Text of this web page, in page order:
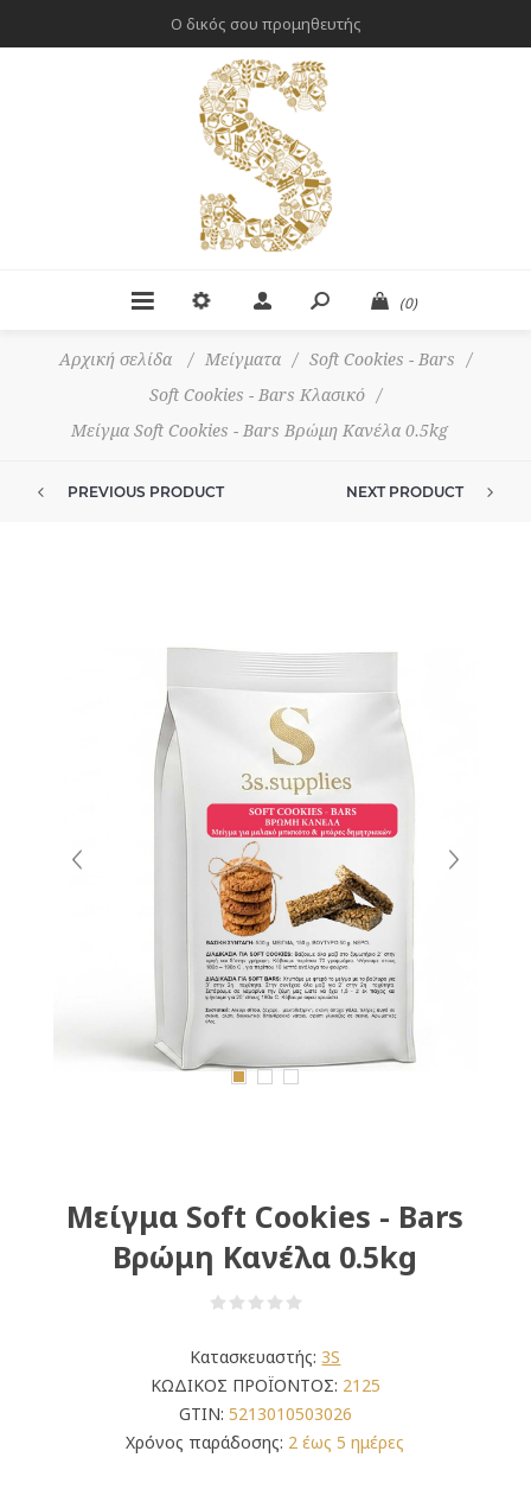
Ο δικός σου προμηθευτής
(0)
Αρχική σελίδα / Μείγματα / Soft Cookies - Bars
/
Soft Cookies - Bars Κλασικό
/
Μείγμα Soft Cookies - Bars Βρώμη Κανέλα 0.5kg
PREVIOUS PRODUCT NEXT PRODUCT
Μείγμα Soft Cookies - Bars
Βρώμη Κανέλα 0.5kg
Κατασκευαστής: 3S
ΚΩΔΙΚΟΣ ΠΡΟΪΟΝΤΟΣ: 2125
GTIN: 5213010503026
Χρόνος παράδοσης: 2 έως 5 ημέρες